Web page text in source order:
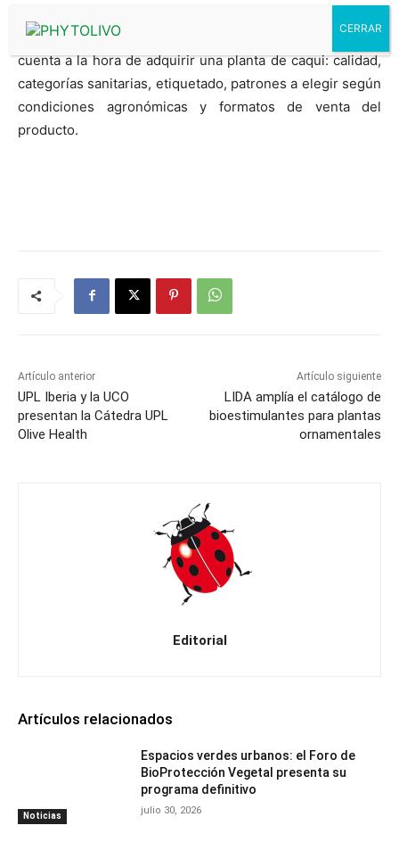
principales parámetros que los técnicos deben tener en
cuenta a la hora de adquirir una planta de caqui: calidad,
categorías sanitarias, etiquetado, patrones a elegir según
condiciones agronómicas y formatos de venta del
producto.
Artículo anterior
UPL Iberia y la UCO
presentan la Cátedra UPL
Olive Health
Artículo siguiente
LIDA amplía el catálogo de
bioestimulantes para plantas
ornamentales
Editorial
Artículos relacionados
Noticias
Espacios verdes urbanos: el Foro de
BioProtección Vegetal presenta su
programa definitivo
julio 30, 2026